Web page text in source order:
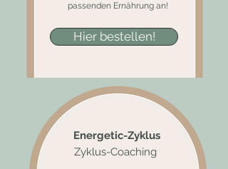
passenden Ernährung an!
Hier bestellen!
Energetic-Zyklus
Zyklus-Coaching